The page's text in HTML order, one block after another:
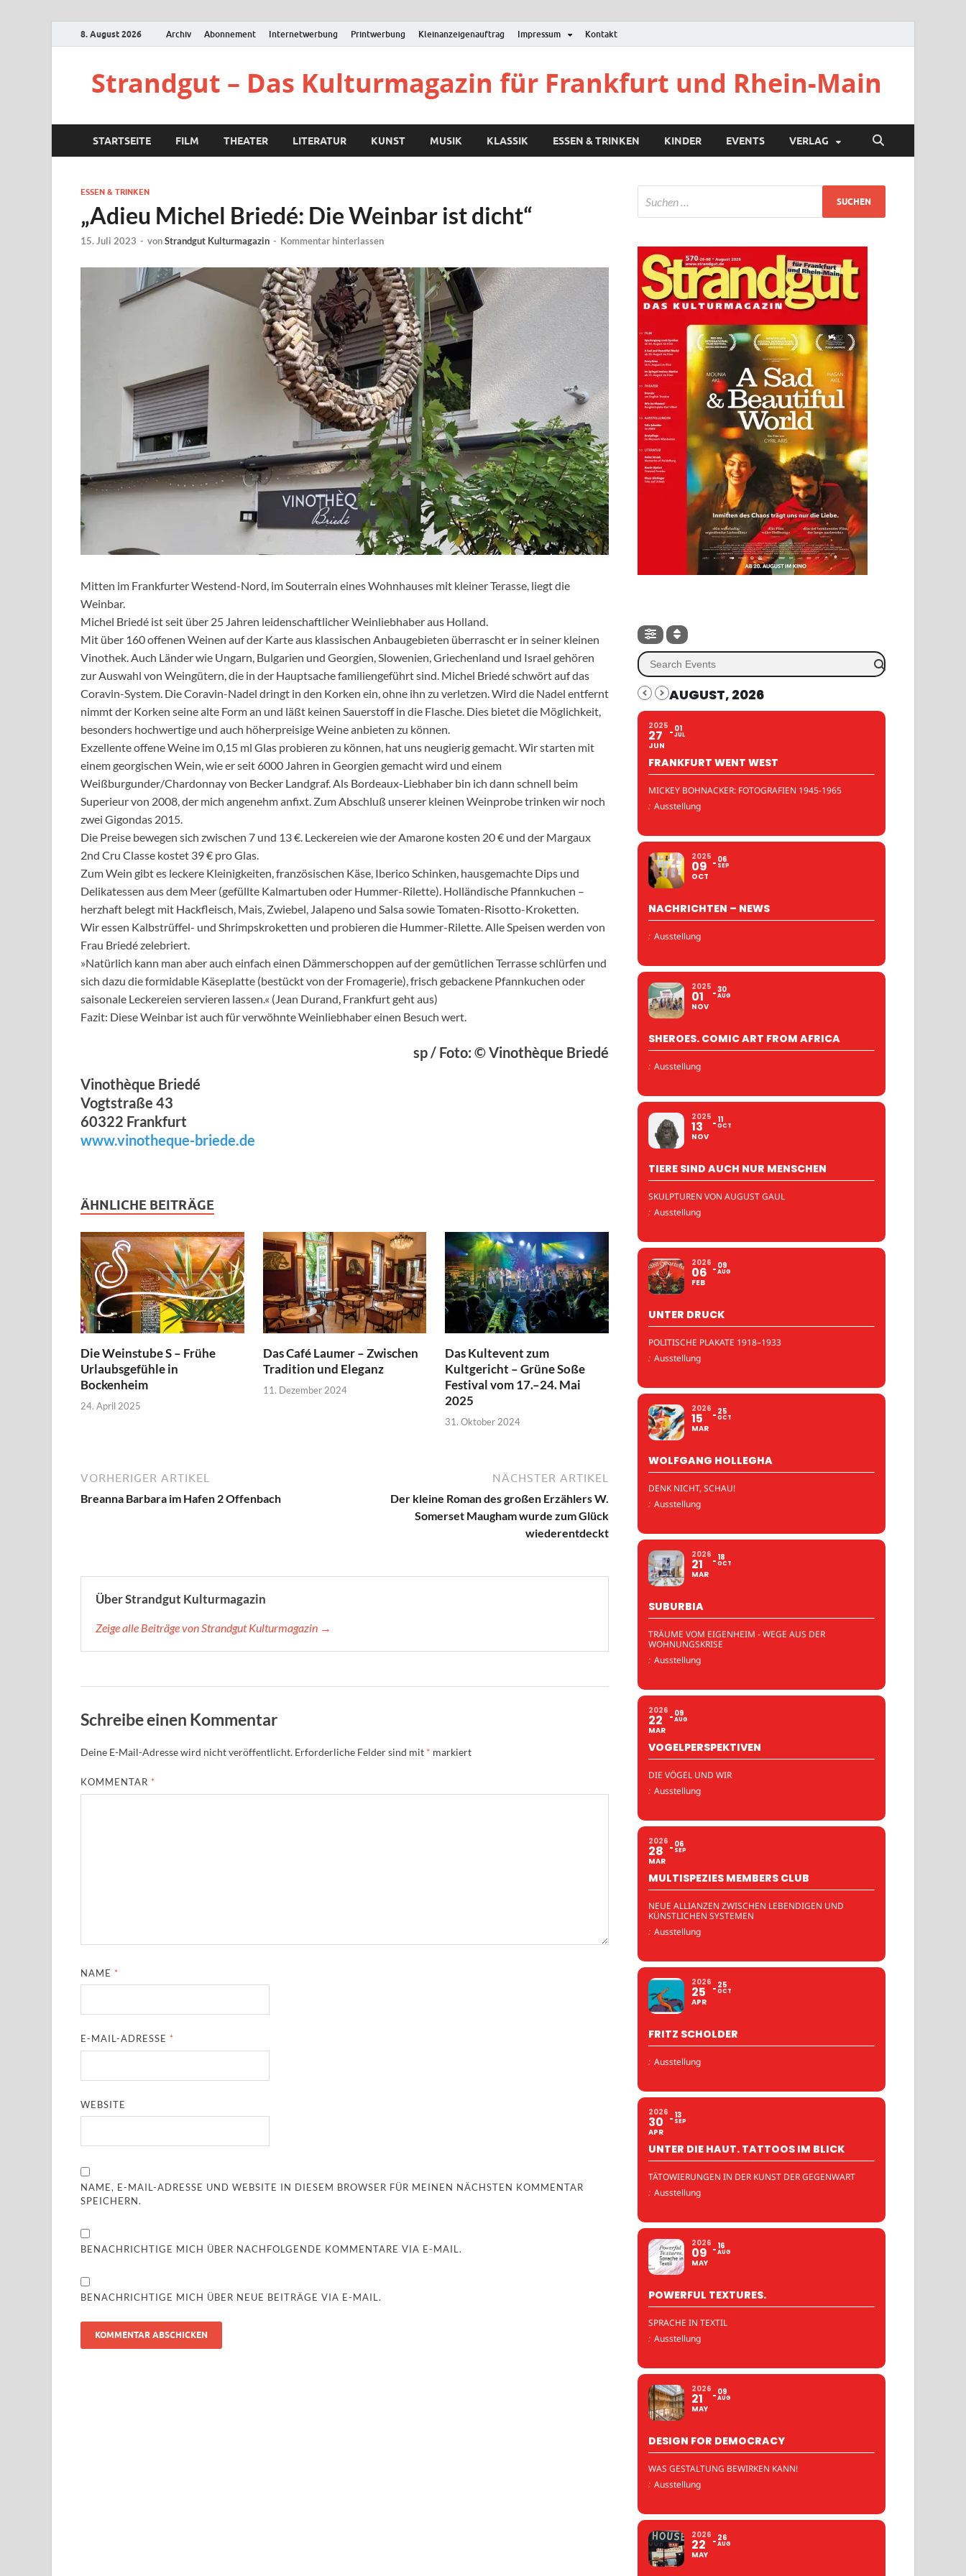
8. August 2026 Archiv Abonnement Internetwerbung Printwerbung Kleinanzeigenauftrag Impressum Kontakt
Strandgut – Das Kulturmagazin für Frankfurt und Rhein-Main
STARTSEITE FILM THEATER LITERATUR KUNST MUSIK KLASSIK ESSEN & TRINKEN KINDER EVENTS VERLAG
ESSEN & TRINKEN
„Adieu Michel Briedé: Die Weinbar ist dicht“
15. Juli 2023 - vonStrandgut Kulturmagazin - Kommentar hinterlassen
Mitten im Frankfurter Westend-Nord, im Souterrain eines Wohnhauses mit kleiner Terasse, liegt die
Weinbar.
Michel Briedé ist seit über 25 Jahren leidenschaftlicher Weinliebhaber aus Holland.
Mit über 160 offenen Weinen auf der Karte aus klassischen Anbaugebieten überrascht er in seiner kleinen
Vinothek. Auch Länder wie Ungarn, Bulgarien und Georgien, Slowenien, Griechenland und Israel gehören
zur Auswahl von Weingütern, die in der Hauptsache familiengeführt sind. Michel Briedé schwört auf das
Coravin-System. Die Coravin-Nadel dringt in den Korken ein, ohne ihn zu verletzen. Wird die Nadel entfernt
nimmt der Korken seine alte Form an und läßt keinen Sauerstoff in die Flasche. Dies bietet die Möglichkeit,
besonders hochwertige und auch höherpreisige Weine anbieten zu können.
Exzellente offene Weine im 0,15 ml Glas probieren zu können, hat uns neugierig gemacht. Wir starten mit
einem georgischen Wein, wie er seit 6000 Jahren in Georgien gemacht wird und einem
Weißburgunder/Chardonnay von Becker Landgraf. Als Bordeaux-Liebhaber bin ich dann schnell beim
Superieur von 2008, der mich angenehm anfixt. Zum Abschluß unserer kleinen Weinprobe trinken wir noch
zwei Gigondas 2015.
Die Preise bewegen sich zwischen 7 und 13 €. Leckereien wie der Amarone kosten 20 € und der Margaux
2nd Cru Classe kostet 39 € pro Glas.
Zum Wein gibt es leckere Kleinigkeiten, französischen Käse, Iberico Schinken, hausgemachte Dips und
Delikatessen aus dem Meer (gefüllte Kalmartuben oder Hummer-Rilette). Holländische Pfannkuchen –
herzhaft belegt mit Hackfleisch, Mais, Zwiebel, Jalapeno und Salsa sowie Tomaten-Risotto-Kroketten.
Wir essen Kalbstrüffel- und Shrimpskroketten und probieren die Hummer-Rilette. Alle Speisen werden von
Frau Briedé zelebriert.
»Natürlich kann man aber auch einfach einen Dämmerschoppen auf der gemütlichen Terrasse schlürfen und
sich dazu die formidable Käseplatte (bestückt von der Fromagerie), frisch gebackene Pfannkuchen oder
saisonale Leckereien servieren lassen.« (Jean Durand, Frankfurt geht aus)
Fazit: Diese Weinbar ist auch für verwöhnte Weinliebhaber einen Besuch wert.
sp / Foto: © Vinothèque Briedé
Vinothèque Briedé
Vogtstraße 43
60322 Frankfurt
www.vinotheque-briede.de
ÄHNLICHE BEITRÄGE
Die Weinstube S – Frühe
Urlaubsgefühle in
Bockenheim
24. April 2025
Das Café Laumer – Zwischen
Tradition und Eleganz
11. Dezember 2024
Das Kultevent zum
Kultgericht – Grüne Soße
Festival vom 17.–24. Mai
2025
31. Oktober 2024
VORHERIGER ARTIKEL
Breanna Barbara im Hafen 2 Offenbach
NÄCHSTER ARTIKEL
Der kleine Roman des großen Erzählers W.
Somerset Maugham wurde zum Glück
wiederentdeckt
Über Strandgut Kulturmagazin
Zeige alle Beiträge von Strandgut Kulturmagazin →
Schreibe einen Kommentar
Deine E-Mail-Adresse wird nicht veröffentlicht. Erforderliche Felder sind mit * markiert
KOMMENTAR *
NAME *
E-MAIL-ADRESSE *
WEBSITE
NAME, E-MAIL-ADRESSE UND WEBSITE IN DIESEM BROWSER FÜR MEINEN NÄCHSTEN KOMMENTAR
SPEICHERN.
BENACHRICHTIGE MICH ÜBER NACHFOLGENDE KOMMENTARE VIA E-MAIL.
BENACHRICHTIGE MICH ÜBER NEUE BEITRÄGE VIA E-MAIL.
AUGUST, 2026
2025
27
JUN
01
JUL
FRANKFURT WENT WEST
MICKEY BOHNACKER: FOTOGRAFIEN 1945-1965
: Ausstellung
2025
09
OCT
06
SEP
NACHRICHTEN – NEWS
: Ausstellung
2025
01
NOV
30
AUG
SHEROES. COMIC ART FROM AFRICA
: Ausstellung
2025
13
NOV
11
OCT
TIERE SIND AUCH NUR MENSCHEN
SKULPTUREN VON AUGUST GAUL
: Ausstellung
2026
06
FEB
09
AUG
UNTER DRUCK
POLITISCHE PLAKATE 1918–1933
: Ausstellung
2026
15
MAR
25
OCT
WOLFGANG HOLLEGHA
DENK NICHT, SCHAU!
: Ausstellung
2026
21
MAR
18
OCT
SUBURBIA
TRÄUME VOM EIGENHEIM - WEGE AUS DER
WOHNUNGSKRISE
: Ausstellung
2026
22
MAR
09
AUG
VOGELPERSPEKTIVEN
DIE VÖGEL UND WIR
: Ausstellung
2026
28
MAR
06
SEP
MULTISPEZIES MEMBERS CLUB
NEUE ALLIANZEN ZWISCHEN LEBENDIGEN UND
KÜNSTLICHEN SYSTEMEN
: Ausstellung
2026
25
APR
25
OCT
FRITZ SCHOLDER
: Ausstellung
2026
30
APR
13
SEP
UNTER DIE HAUT. TATTOOS IM BLICK
TÄTOWIERUNGEN IN DER KUNST DER GEGENWART
: Ausstellung
2026
09
MAY
16
AUG
POWERFUL TEXTURES.
SPRACHE IN TEXTIL
: Ausstellung
2026
21
MAY
09
AUG
DESIGN FOR DEMOCRACY
WAS GESTALTUNG BEWIRKEN KANN!
: Ausstellung
2026
22
MAY
26
AUG